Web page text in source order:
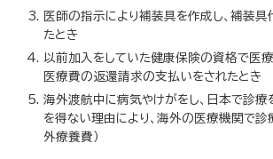
医師の指示により補装具を作成し、補装
たとき
以前加入をしていた健康保険の資格で医療
医療費の返還請求の支払いをされたとき
海外渡航中に病気やけがをし、日本で診療
を得ない理由により、海外の医療機関で診
外療養費）